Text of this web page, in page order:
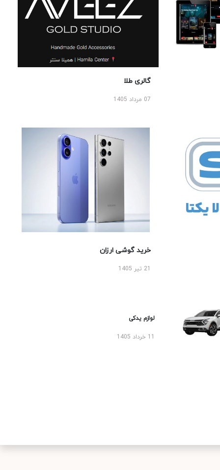
گالری طلا
07 مرداد 1405
خرید گوشی ارزان
لوازم یدکی